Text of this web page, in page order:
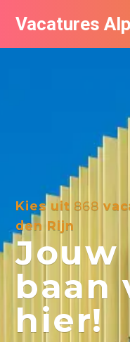
Vacatures
Kies uit 868
den Rijn
Jouw
baan
hier!
Vacatures per bedrijf
De populairste